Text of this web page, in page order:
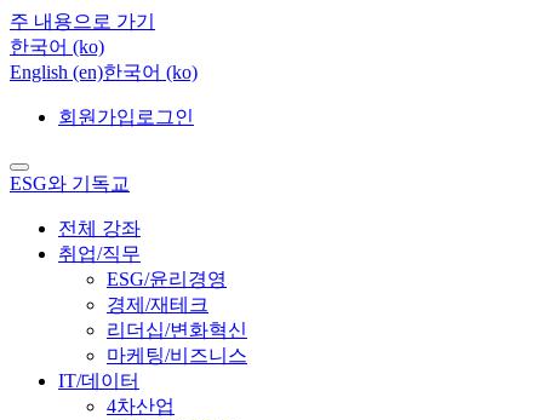
주 내용으로 가기
한국어 ‎(ko)‎
English ‎(en)‎한국어 ‎(ko)‎
회원가입 로그인
ESG와 기독교
전체 강좌
취업/직무
ESG/윤리경영
경제/재테크
리더십/변화혁신
마케팅/비즈니스
IT/데이터
4차산업